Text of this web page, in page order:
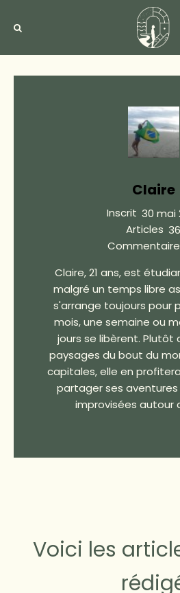
Claire
Inscrit 30 mai
Articles 36
Claire, 21 ans, est
malgré un temps libre
s'arrange toujours pour
mois, une semaine ou
jours se libèrent. Plutôt
paysages du bout du
capitales, elle en
partager ses aventures
improvisées autour